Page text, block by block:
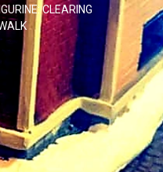
CLEARING